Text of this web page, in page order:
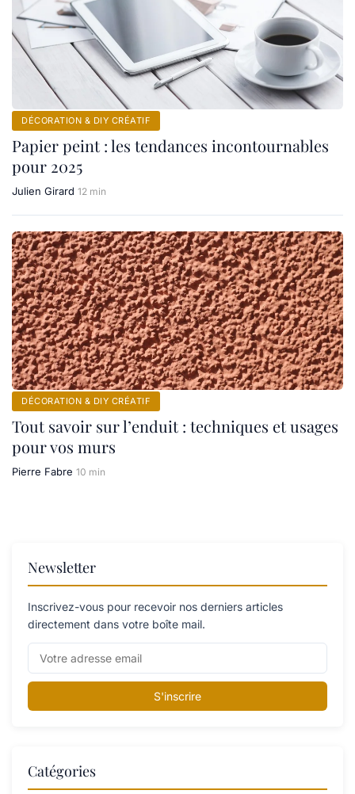
DÉCORATION & DIY CRÉATIF
Papier peint : les tendances incontournables
pour 2025
Julien Girard 12 min
DÉCORATION & DIY CRÉATIF
Tout savoir sur l’enduit : techniques et usages
pour vos murs
Pierre Fabre 10 min
Newsletter
Inscrivez-vous pour recevoir nos derniers articles
directement dans votre boîte mail.
S'inscrire
Catégories